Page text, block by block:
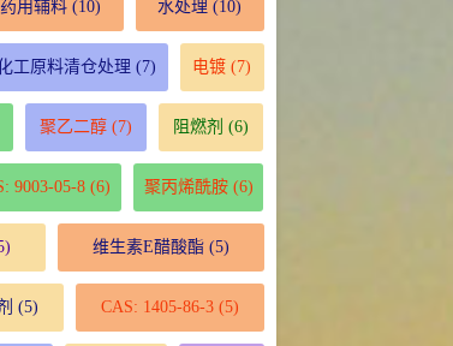
药用辅料 (10) 水处理 (10)
工原料清仓处理 (7) 电镀 (7)
聚乙二醇(7) 阻燃剂 (6)
9003-05-8 (6) 聚丙烯酰胺(6)
维生素E醋酸酯(5)
(5) CAS: 1405-86-3(5)